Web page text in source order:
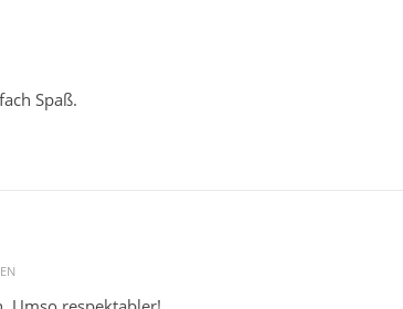
Spaß.